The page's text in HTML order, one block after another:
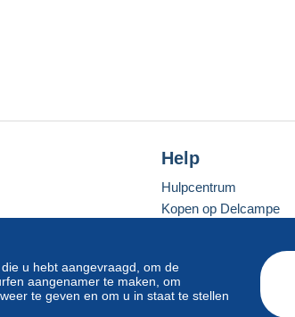
u hebt aangevraagd, om de
aangenamer te maken, om
te geven en om u in staat te stellen
Help
Hulpcentrum
Kopen op Delcampe
Een beveiligde website